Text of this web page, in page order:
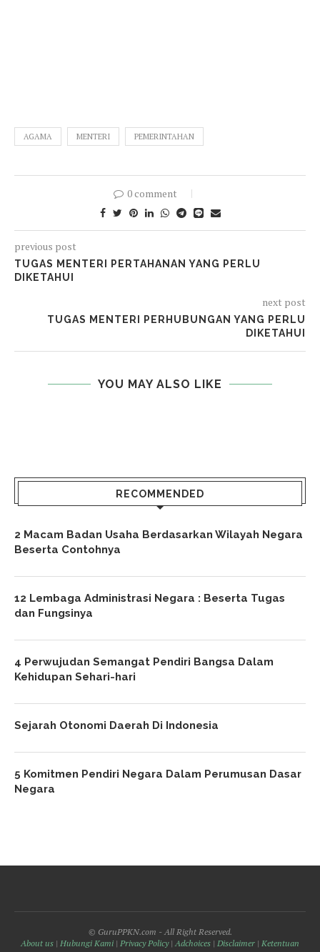
AGAMA MENTERI PEMERINTAHAN
0 comment
previous post
TUGAS MENTERI PERTAHANAN YANG PERLU
DIKETAHUI
next post
TUGAS MENTERI PERHUBUNGAN YANG PERLU
DIKETAHUI
YOU MAY ALSO LIKE
RECOMMENDED
2 Macam Badan Usaha Berdasarkan Wilayah Negara
Beserta Contohnya
12 Lembaga Administrasi Negara : Beserta Tugas
dan Fungsinya
4 Perwujudan Semangat Pendiri Bangsa Dalam
Kehidupan Sehari-hari
Sejarah Otonomi Daerah Di Indonesia
5 Komitmen Pendiri Negara Dalam Perumusan Dasar
Negara
© GuruPPKN.com - All Right Reserved.
About us | Hubungi Kami | Privacy Policy|Adchoices | Disclaimer | Ketentuan